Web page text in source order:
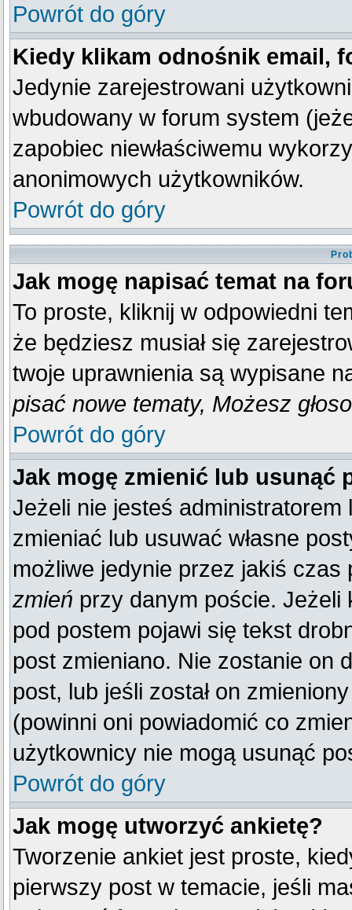
Powrót do góry
Kiedy klikam odnośnik email,
Jedynie zarejestrowani
wbudowany w forum system
zapobiec niewłaściwemu
anonimowych użytkowników.
Powrót do góry
Jak mogę napisać temat na
To proste, kliknij w odpowiedni
że będziesz musiał się
twoje uprawnienia są wypisane
pisać nowe tematy, Możesz
Powrót do góry
Jak mogę zmienić lub usunąć
Jeżeli nie jesteś
zmieniać lub usuwać własne
możliwe jedynie przez jakiś
zmień przy danym poście. Jeżeli
pod postem pojawi się tekst
post zmieniano. Nie zostanie on
post, lub jeśli został on
(powinni oni powiadomić co
użytkownicy nie mogą usunąć
Powrót do góry
Jak mogę utworzyć ankietę?
Tworzenie ankiet jest proste,
pierwszy post w temacie, jeśli